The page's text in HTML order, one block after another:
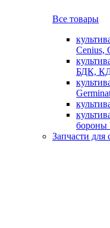
Все товары
Cenius,
БДК,
бороны
Запчасти для